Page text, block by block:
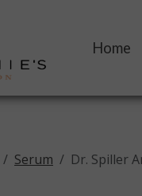
Home
Serum Dr. Spiller